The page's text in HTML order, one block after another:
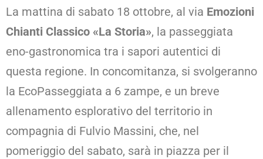
La mattina di sabato 18 ottobre, al via Emozioni
Chianti Classico «La Storia», la passeggiata
eno-gastronomica tra i sapori autentici di
questa regione. In concomitanza, si svolgeranno
la EcoPasseggiata a 6 zampe, e un breve
allenamento esplorativo del territorio in
compagnia di Fulvio Massini, che, nel
pomeriggio del sabato, sarà in piazza per il